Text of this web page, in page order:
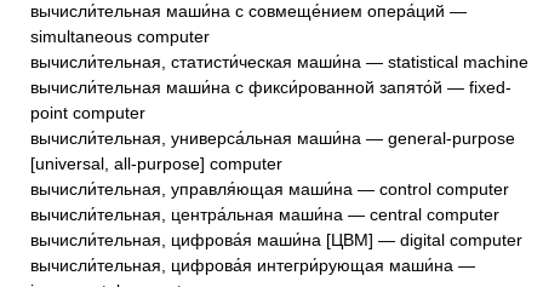
вычисли́тельная маши́на с совмеще́нием опера́ций —
simultaneous computer
вычисли́тельная, статисти́ческая маши́на — statistical machine
вычисли́тельная маши́на с фикси́рованной запято́й — fixed-
point computer
вычисли́тельная, универса́льная маши́на — general-purpose
[universal, all-purpose] computer
вычисли́тельная, управля́ющая маши́на — control computer
вычисли́тельная, центра́льная маши́на — central computer
вычисли́тельная, цифрова́я маши́на [ЦВМ] — digital computer
вычисли́тельная, цифрова́я интегри́рующая маши́на —